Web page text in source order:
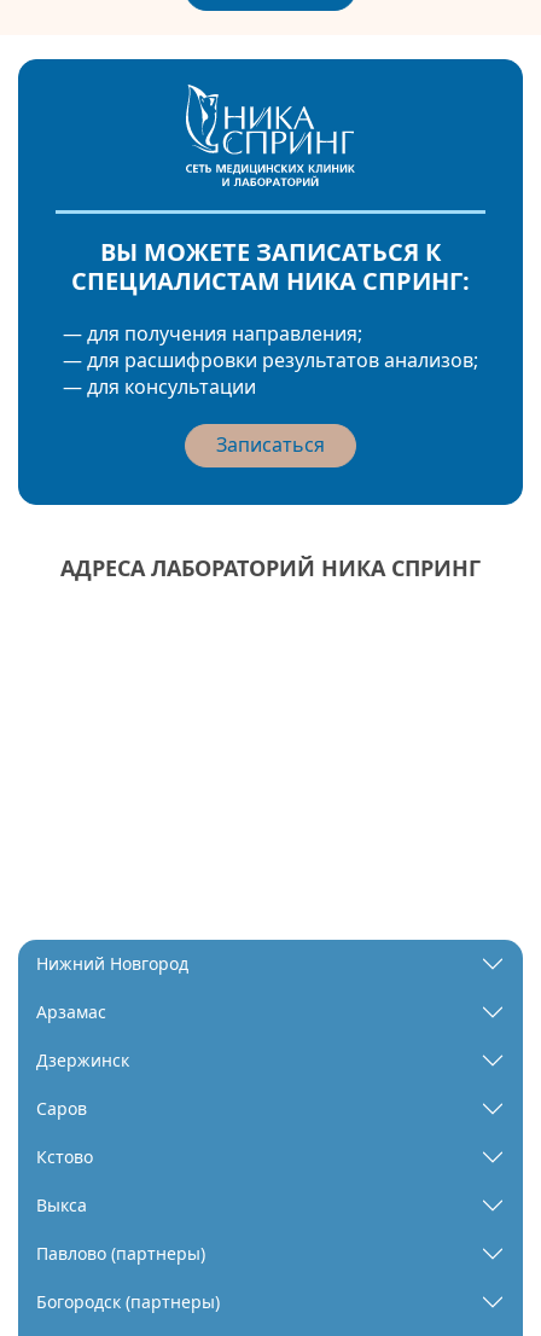
ВЫ МОЖЕТЕ ЗАПИСАТЬСЯ К
СПЕЦИАЛИСТАМ НИКА СПРИНГ:
— для получения направления;
— для расшифровки результатов анализов;
— для консультации
Записаться
АДРЕСА ЛАБОРАТОРИЙ НИКА СПРИНГ
Нижний Новгород
Арзамас
Дзержинск
Саров
Кстово
Выкса
Павлово (партнеры)
Богородск (партнеры)